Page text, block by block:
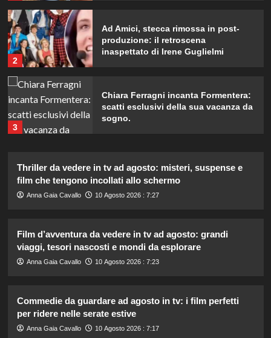
2
Ad Amici, stecca rimossa in post-
produzione: il retroscena
inaspettato di Irene Guglielmi
3
Chiara Ferragni incanta Formentera:
scatti esclusivi della sua vacanza da
sogno.
4
Chiara Ferragni risponde agli haters:
i suoi figli e le critiche sul peso.
5
William e Kate: le loro destinazioni
di vacanza preferite svelate!
1
pronti a tornare: “Se Maria chiama,
risponderemo”.
Thriller da vedere in tv ad agosto: misteri, suspense e
film che tengono incollati allo schermo
Anna Gaia Cavallo 10 Agosto 2026 : 7:27
Film d’avventura da vedere in tv ad agosto: grandi
viaggi, tesori nascosti e mondi da esplorare
Anna Gaia Cavallo 10 Agosto 2026 : 7:23
Commedie da guardare ad agosto in tv: i film perfetti
per ridere nelle serate estive
Anna Gaia Cavallo 10 Agosto 2026 : 7:17